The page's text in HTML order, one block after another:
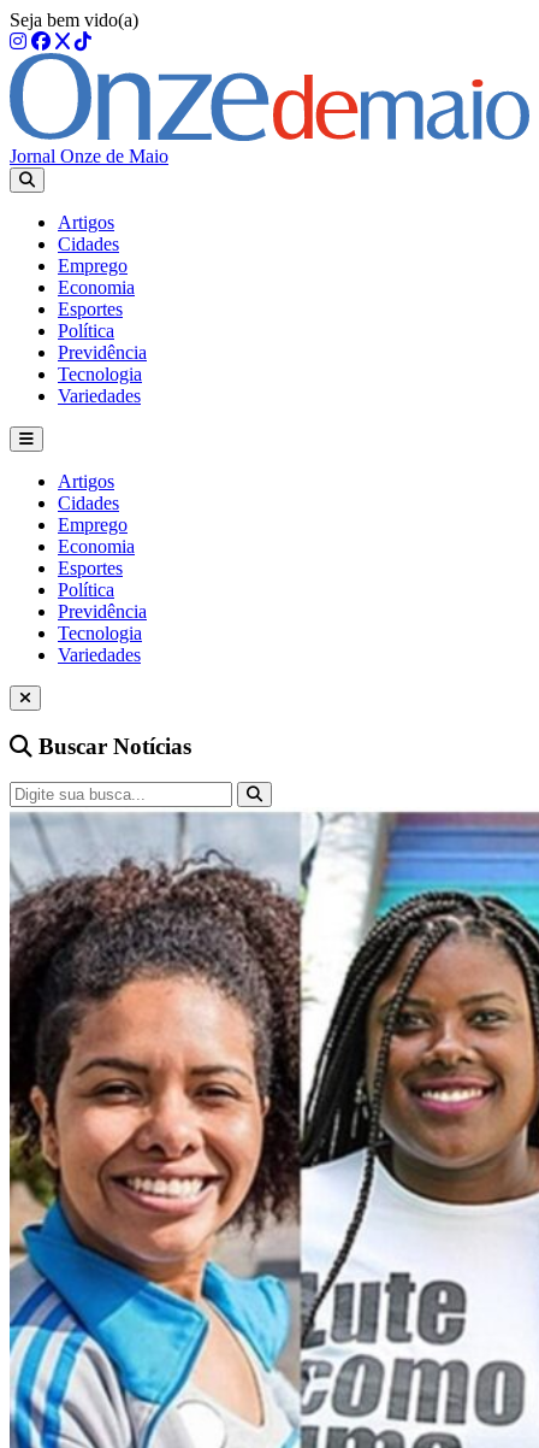
Seja bem vido(a)
Jornal Onze de Maio
Artigos
Cidades
Emprego
Economia
Esportes
Política
Previdência
Tecnologia
Variedades
Artigos
Cidades
Emprego
Economia
Esportes
Política
Previdência
Tecnologia
Variedades
Buscar Notícias